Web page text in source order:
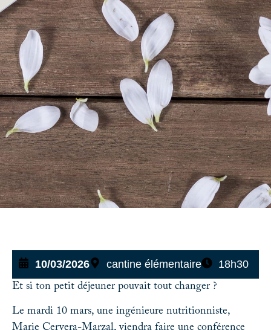
10/03/2026 cantine élémentaire 18h30
Et si ton petit déjeuner pouvait tout changer ?
Le mardi 10 mars, une ingénieure nutritionniste,
Marie Cervera-Marzal, viendra faire une conférence